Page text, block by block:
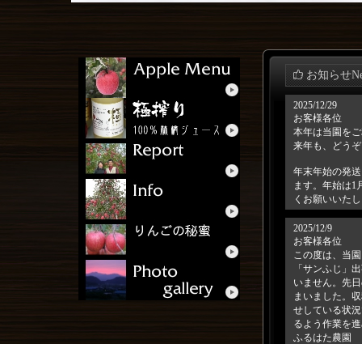
お知らせ
2025/12/29
お客様各位
本年は当園を
来年も、どう
年末年始の発
ます。年始は1
くお願いいた
2025/12/9
お客様各位
この度は、当
「サンふじ」
いません。先
まいました。
せしている状
るよう作業を
ふるはた農園